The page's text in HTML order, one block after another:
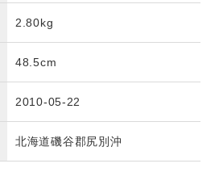
2.80kg
48.5cm
2010-05-22
北海道磯谷郡尻別沖